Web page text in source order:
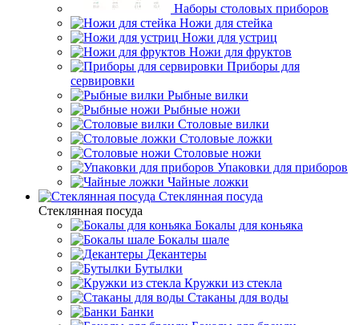
Наборы столовых приборов
Ножи для стейка
Ножи для устриц
Ножи для фруктов
Приборы для
сервировки
Рыбные вилки
Рыбные ножи
Столовые вилки
Столовые ложки
Столовые ножи
Упаковки для приборов
Чайные ложки
Стеклянная посуда
Стеклянная посуда
Бокалы для коньяка
Бокалы шале
Декантеры
Бутылки
Кружки из стекла
Стаканы для воды
Банки